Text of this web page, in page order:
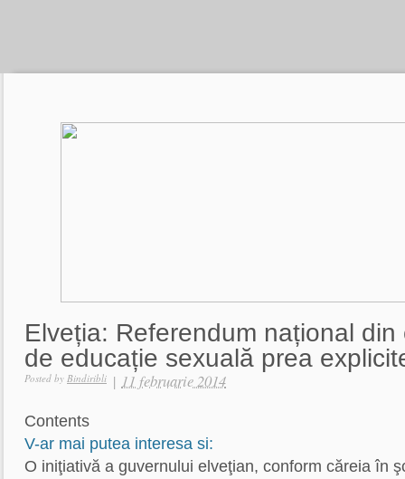
Elveția: Referendum național din
de educație sexuală prea
Posted by Bindiribli | 11 februarie 2014
Contents
V-ar mai putea interesa si:
O iniţiativă a guvernului elveţian, conform căreia în